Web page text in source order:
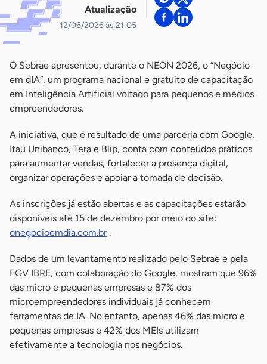
Atualização
12/06/2026 às 21:05
O Sebrae apresentou, durante o NEON 2026, o “Negócio
em dIA”, um programa nacional e gratuito de capacitação
em Inteligência Artificial voltado para pequenos e médios
empreendedores.
A iniciativa, que é resultado de uma parceria com Google,
Itaú Unibanco, Tera e Blip, conta com conteúdos práticos
para aumentar vendas, fortalecer a presença digital,
organizar operações e apoiar a tomada de decisão.
As inscrições já estão abertas e as capacitações estarão
disponíveis até 15 de dezembro por meio do site:
onegocioemdia.com.br.
Dados de um levantamento realizado pelo Sebrae e pela
FGV IBRE, com colaboração do Google, mostram que 96%
das micro e pequenas empresas e 87% dos
microempreendedores individuais já conhecem
ferramentas de IA. No entanto, apenas 46% das micro e
pequenas empresas e 42% dos MEIs utilizam
efetivamente a tecnologia nos negócios.